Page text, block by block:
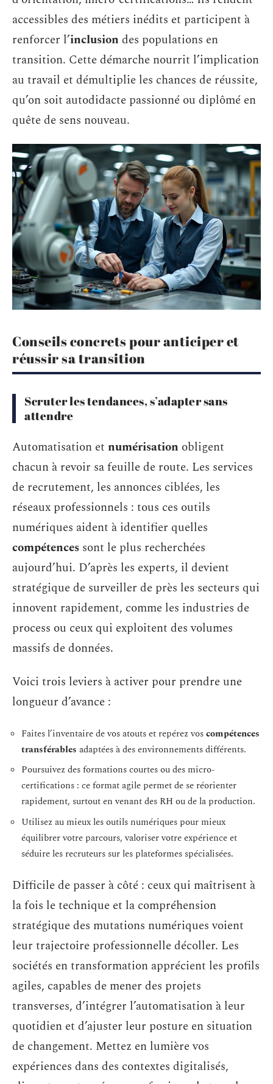
accessibles des métiers inédits et participent à
renforcer l’inclusiondes populations en
transition. Cette démarche nourrit l’implication
au travail et démultiplie les chances de réussite,
qu’on soit autodidacte passionné ou diplômé en
quête de sens nouveau.
Conseils concrets pour anticiper et
réussir sa transition
Scruter les tendances, s’adapter sans
attendre
Automatisation et numérisation obligent
chacun à revoir sa feuille de route. Les services
de recrutement, les annonces ciblées, les
réseaux professionnels : tous ces outils
numériques aident à identifier quelles
compétences sont le plus recherchées
aujourd’hui. D’après les experts, il devient
stratégique de surveiller de près les secteurs qui
innovent rapidement, comme les industries de
process ou ceux qui exploitent des volumes
massifs de données.
Voici trois leviers à activer pour prendre une
longueur d’avance :
Faites l’inventaire de vos atouts et repérez voscompétences
transférables adaptées à des environnements différents.
Poursuivez des formations courtes ou des micro-
certifications : ce format agile permet de se réorienter
rapidement, surtout en venant des RH ou de la production.
Utilisez au mieux les outils numériques pour mieux
équilibrer votre parcours, valoriser votre expérience et
séduire les recruteurs sur les plateformes spécialisées.
Difficile de passer à côté : ceux qui maîtrisent à
la fois le technique et la compréhension
stratégique des mutations numériques voient
leur trajectoire professionnelle décoller. Les
sociétés en transformation apprécient les profils
agiles, capables de mener des projets
transverses, d’intégrer l’automatisation à leur
quotidien et d’ajuster leur posture en situation
de changement. Mettez en lumière vos
expériences dans des contextes digitalisés,